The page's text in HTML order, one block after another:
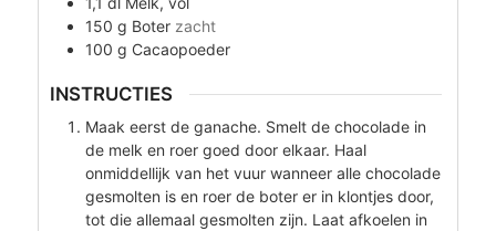
150 g Boter zacht
100 g Cacaopoeder
INSTRUCTIES
Maak eerst de ganache. Smelt de chocolade in
de melk en roer goed door elkaar. Haal
onmiddellijk van het vuur wanneer alle chocolade
gesmolten is en roer de boter er in klontjes door,
tot die allemaal gesmolten zijn. Laat afkoelen in